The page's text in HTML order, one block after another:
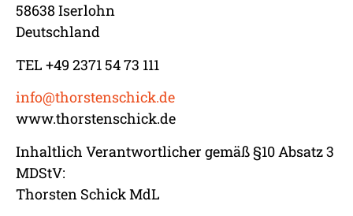
58638 Iserlohn
Deutschland
TEL +49 2371 54 73 111
info@thorstenschick.de
www.thorstenschick.de
Inhaltlich Verantwortlicher gemäß §10 Absatz 3
MDStV:
Thorsten Schick MdL